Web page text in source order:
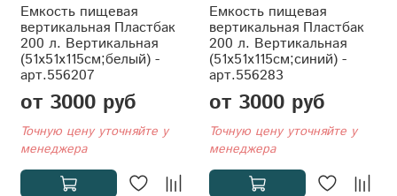
Емкость пищевая
вертикальная Пластбак
200 л. Вертикальная
(51x51x115см;белый) -
арт.556207
от 3000 руб
Точную цену уточняйте у
менеджера
Емкость пищевая
вертикальная Пластбак
200 л. Вертикальная
(51x51x115см;синий) -
арт.556283
от 3000 руб
Точную цену уточняйте у
менеджера